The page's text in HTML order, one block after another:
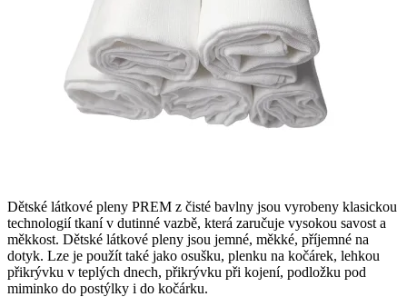
Dětské látkové pleny PREM z čisté bavlny jsou vyrobeny klasickou
technologií tkaní v dutinné vazbě, která zaručuje vysokou savost a
měkkost. Dětské látkové pleny jsou jemné, měkké, příjemné na
dotyk. Lze je použít také jako osušku, plenku na kočárek, lehkou
přikrývku v teplých dnech, přikrývku při kojení, podložku pod
miminko do postýlky i do kočárku.